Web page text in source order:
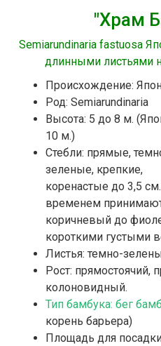
"Храм
Semiarundinaria fastuosa
длинными листьями
Происхождение:
Род: Semiarundinaria
Высота: 5 до 8 м.
10 м.)
Стебли: прямые,
зеленые, крепкие,
коренастые до 3,5
временем
коричневый до
короткими густыми
Листья: темно-
Рост: прямостоячий,
колоновидный.
Тип бамбука: бег
корень барьера)
Площадь для